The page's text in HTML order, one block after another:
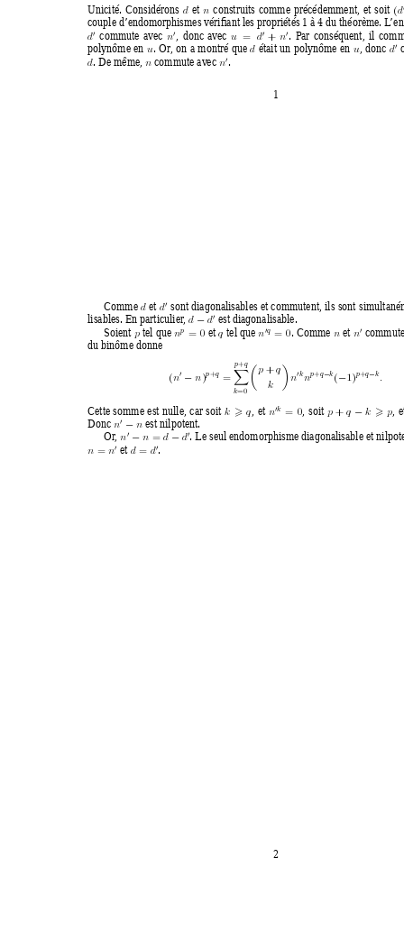
Unicité. Considérons det nconstruits comme précédemment, et soit (d
couple d’endomorphismes vériﬁant les propriétés 1à4du théorème. L
d0 commute avec n0 , donc avec u= d0 +n0 . Par conséquent, il
polynôme en u. Or, on a montré que détait un polynôme en u, donc d0
d. De même, ncommute avec n0 .
1
Comme d et d0 sont diagonalisables et commutent, ils sont
lisables. En particulier, d −d0 est diagonalisable.
Soient p tel que np = 0 et q tel que n 0q = 0. Comme n et n0
du binôme donne
(n0
−n)p +q =
p+q
X
k=0
 p +q
k
 n0 knp+q− k( −1)p+q k
Cette somme est nulle, car soit k >q, et n0k = 0, soit p +q − k >p,
Donc n0
− nest nilpotent.
Or, n 0
− n = d − d0 . Le seul endomorphisme diagonalisable et
n =n0 et d= d0 .
2